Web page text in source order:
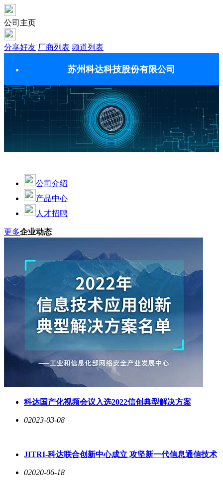
公司主页
分享好友 厂商列表 频道列表
苏州科达科技股份有限公司
公司介绍
产品中心
人才招聘
更多企业动态
科达国产化视频会议入选2022信创典型解决方案
02023-03-08
JITRI-科达联合创新中心成立 攻坚新一代信息通信技术
02020-06-18